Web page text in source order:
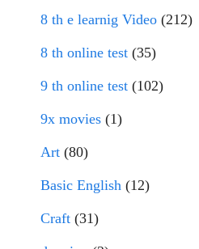
8 th e learnig Video (212)
8 th online test (35)
9 th online test (102)
9x movies (1)
Art (80)
Basic English (12)
Craft (31)